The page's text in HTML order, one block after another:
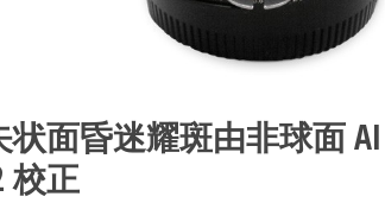
面昏迷耀斑由非球面 AI
校正